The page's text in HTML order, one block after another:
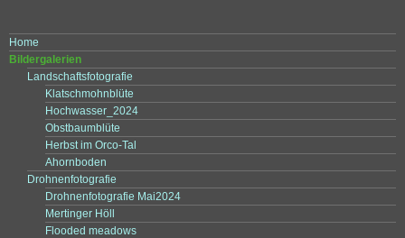
Home
Bildergalerien
Landschaftsfotografie
Klatschmohnblüte
Hochwasser_2024
Obstbaumblüte
Herbst im Orco-Tal
Ahornboden
Drohnenfotografie
Drohnenfotografie Mai2024
Mertinger Höll
Flooded meadows